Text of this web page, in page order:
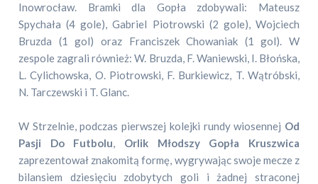
Inowrocław. Bramki dla Gopła zdobywali: Mateusz
Spychała (4 gole), Gabriel Piotrowski (2 gole), Wojciech
Bruzda (1 gol) oraz Franciszek Chowaniak (1 gol). W
zespole zagrali również: W. Bruzda, F. Waniewski, I. Błońska,
L. Cylichowska, O. Piotrowski, F. Burkiewicz, T. Wątróbski,
N. Tarczewski i T. Glanc.
W Strzelnie, podczas pierwszej kolejki rundy wiosennej Od
Pasji Do Futbolu, Orlik Młodszy Gopła Kruszwica
zaprezentował znakomitą formę, wygrywając swoje mecze z
bilansiem dziesięciu zdobytych goli i żadnej straconej